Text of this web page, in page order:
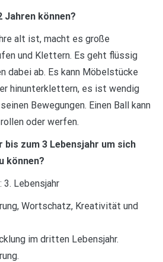
Jahren können?
alt ist, macht es große
und Klettern. Es geht flüssig
dabei ab. Es kann Möbelstücke
hinunterklettern, es ist wendig
Bewegungen. Einen Ball kann
oder werfen.
bis zum 3 Lebensjahr um sich
können?
3. Lebensjahr
Wortschatz, Kreativität und
im dritten Lebensjahr.